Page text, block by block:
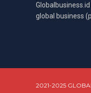
global business
2021-2025